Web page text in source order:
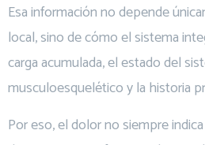
Esa información no depende
local, sino de cómo el sistema
carga acumulada, el estado del
musculoesquelético y la historia
Por eso, el dolor no siempre